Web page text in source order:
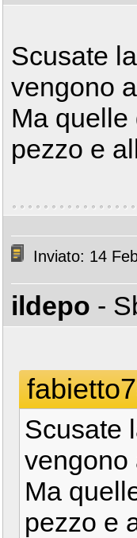
Scusate
vengono
Ma
pezzo e
Inviato: 14
ildepo -
Scusate
vengono
Ma
pezzo e